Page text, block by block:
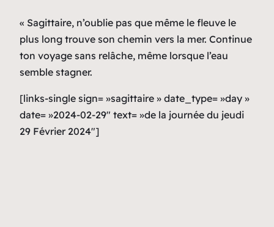
« Sagittaire, n’oublie pas que même le fleuve le
plus long trouve son chemin vers la mer. Continue
ton voyage sans relâche, même lorsque l’eau
semble stagner.
[links-single sign= »sagittaire » date_type= »day »
date= »2024-02-29″ text= »de la journée du jeudi
29 Février 2024″]